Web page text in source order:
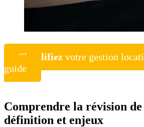
Simplifiezvotre gestion
guide
Comprendre la révision
définition et enjeux